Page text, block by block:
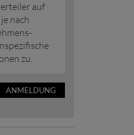
auf
nach
zu.
ANMELDUNG